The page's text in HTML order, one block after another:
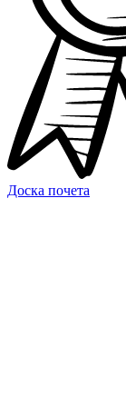
Доска почета